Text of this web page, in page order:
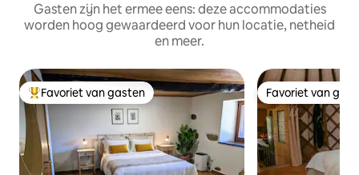
Gasten zijn het ermee eens: deze accommodaties
worden hoog gewaardeerd voor hun locatie, netheid
en meer.
Topfavoriet van gasten
Favoriet van gasten Favoriet van
Favoriet van